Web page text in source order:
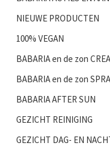
NIEUWE PRODUCTEN
100% VEGAN
BABARIA en de zon
BABARIA en de zon
BABARIA AFTER SUN
GEZICHT REINIGING
GEZICHT DAG- EN